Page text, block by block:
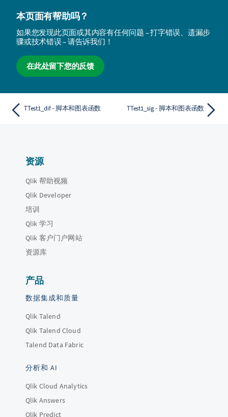
本页面有帮助吗？
如果您发现此页面或其内容有任何问题 – 打字错误、遗漏步
骤或技术错误 – 请告诉我们！
在此处留下您的反馈
TTest1_dif - 脚本和图表函数 TTest1_sig - 脚本和图表函数
资源
Qlik 帮助视频
Qlik Developer
培训
Qlik 学习
Qlik 客户门户网站
资源库
产品
数据集成和质量
Qlik Talend
Qlik Talend Cloud
Talend Data Fabric
分析和 AI
Qlik Cloud Analytics
Qlik Answers
Qlik Predict